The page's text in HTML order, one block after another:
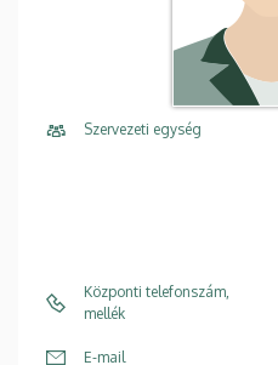
Szervezeti egység
Központi telefonszám,
mellék
E-mail